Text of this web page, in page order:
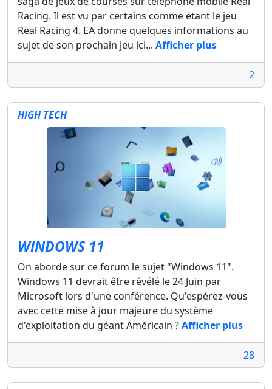
Racing. Il est vu par certains comme étant le jeu
Real Racing 4. EA donne quelques informations au
sujet de son prochain jeu ici... Afficher plus
2
HIGH TECH
WINDOWS 11
On aborde sur ce forum le sujet "Windows 11".
Windows 11 devrait être révélé le 24 Juin par
Microsoft lors d'une conférence. Qu'espérez-vous
avec cette mise à jour majeure du système
d'exploitation du géant Américain ?Afficher plus
28